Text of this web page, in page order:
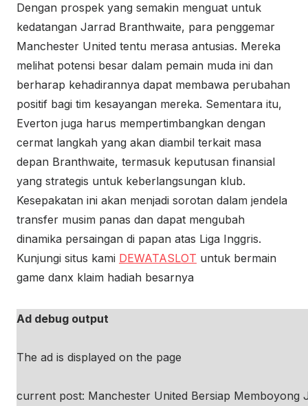
Dengan prospek yang semakin menguat untuk
kedatangan Jarrad Branthwaite, para penggemar
Manchester United tentu merasa antusias. Mereka
melihat potensi besar dalam pemain muda ini dan
berharap kehadirannya dapat membawa perubahan
positif bagi tim kesayangan mereka. Sementara itu,
Everton juga harus mempertimbangkan dengan
cermat langkah yang akan diambil terkait masa
depan Branthwaite, termasuk keputusan finansial
yang strategis untuk keberlangsungan klub.
Kesepakatan ini akan menjadi sorotan dalam jendela
transfer musim panas dan dapat mengubah
dinamika persaingan di papan atas Liga Inggris.
Kunjungi situs kami DEWATASLOT untuk bermain
game danx klaim hadiah besarnya
Ad debug output
The ad is displayed on the page
current post: Manchester United Bersiap Memboyong